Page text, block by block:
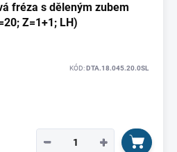
fréza s děleným zubem
Z=1+1; LH)
KÓD: DTA.18.045.20.0SL
+
−